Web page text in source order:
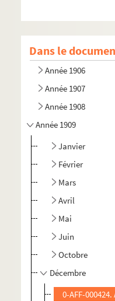
Dans le
Année 1897
Année 1898
Année 1906
Année 1907
Année 1908
Année 1909
Janvier
Février
Mars
Avril
Mai
Juin
Octobre
Décembre
0-AFF-